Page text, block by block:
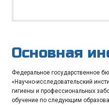
Основная
Федеральное государственное
«Научно-исследовательский
гигиены и профессиональных
обучение по следующим